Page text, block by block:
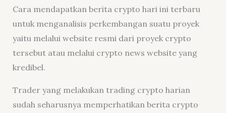
Cara mendapatkan berita crypto hari ini terbaru
untuk menganalisis perkembangan suatu proyek
yaitu melalui website resmi dari proyek crypto
tersebut atau melalui crypto news website yang
kredibel.
Trader yang melakukan trading crypto harian
sudah seharusnya memperhatikan berita crypto